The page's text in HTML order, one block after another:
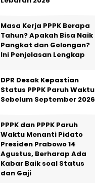
Masa Kerja PPPK Berapa
Tahun? Apakah Bisa Naik
Pangkat dan Golongan?
Ini Penjelasan Lengkap
DPR Desak Kepastian
Status PPPK Paruh Waktu
Sebelum September 2026
PPPK dan PPPK Paruh
Waktu Menanti Pidato
Presiden Prabowo 14
Agustus, Berharap Ada
Kabar Baik soal Status
dan Gaji